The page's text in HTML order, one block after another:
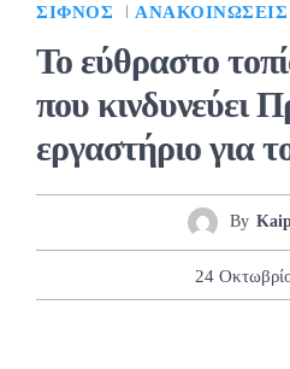
ΣΊΦΝΟΣ ΑΝΑΚΟΙΝΏΣΕΙΣ
Το εύθραστο
που κινδυνεύει
εργαστήριο για
By
24